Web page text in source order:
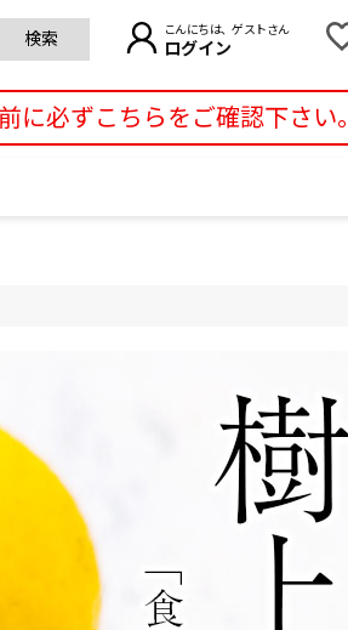
検索 こんにちは、ゲストさん
ログイン
に必ずこちらをご確認下さい。